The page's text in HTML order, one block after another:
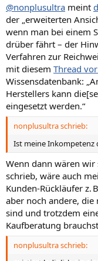
@nonplusultra meint
der „erweiterten
wenn man bei einem
drüber fährt – der
Verfahren zur
mit diesem Thread
Wissensdatenbank:
Herstellers kann
eingesetzt werden.“
nonplusultra schrieb:
Ist meine Inkompetenz
Wenn dann wären wir
schrieb, wäre auch
Kunden-Rückläufer z.
aber noch andere,
sind und trotzdem
Kaufberatung
nonplusultra schrieb: